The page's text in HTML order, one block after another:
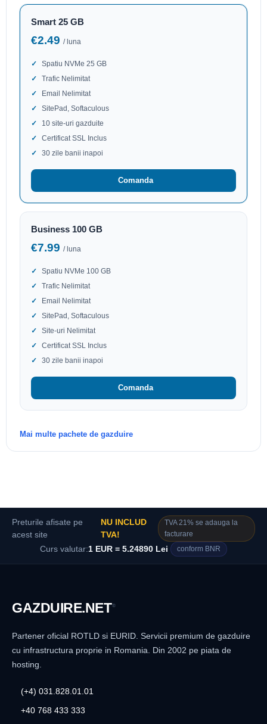
Smart 25 GB
€2.49 / luna
Spatiu NVMe 25 GB
Trafic Nelimitat
Email Nelimitat
SitePad, Softaculous
10 site-uri gazduite
Certificat SSL Inclus
30 zile banii inapoi
Comanda
Business 100 GB
€7.99 / luna
Spatiu NVMe 100 GB
Trafic Nelimitat
Email Nelimitat
SitePad, Softaculous
Site-uri Nelimitat
Certificat SSL Inclus
30 zile banii inapoi
Comanda
Mai multe pachete de gazduire
Preturile afisate pe
acest site
NU INCLUD
TVA!
TVA 21% se adauga la
facturare
Curs valutar:1 EUR = 5.24890 Lei conform BNR
GAZDUIRE.NET®
Partener oficial ROTLD si EURID. Servicii premium de gazduire
cu infrastructura proprie in Romania. Din 2002 pe piata de
hosting.
(+4) 031.828.01.01
+40 768 433 333